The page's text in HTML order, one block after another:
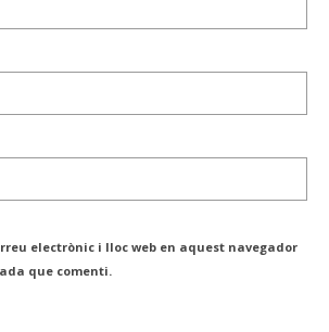
electrònic i lloc web en aquest navegador
que comenti.